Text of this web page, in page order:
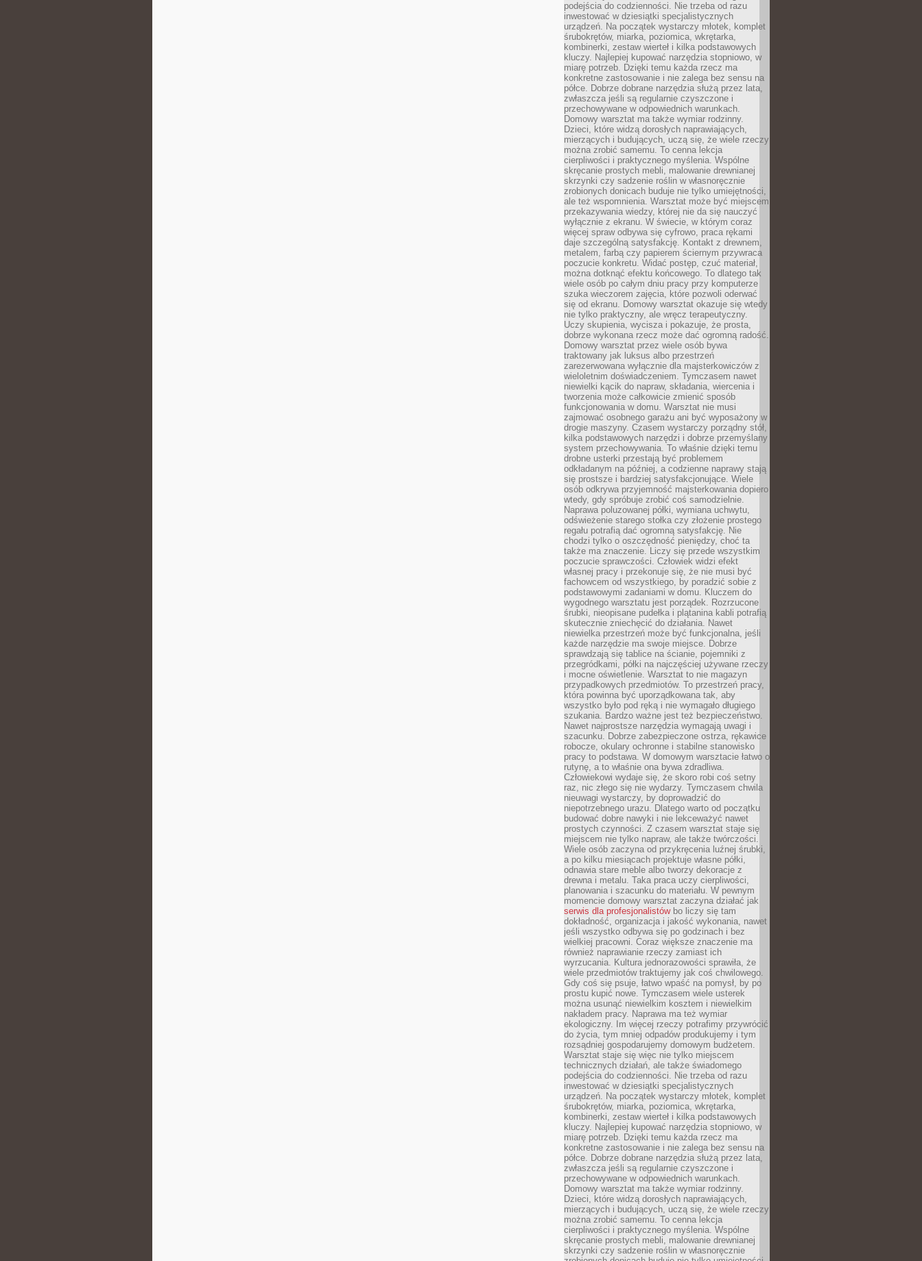
podejścia do codzienności. Nie trzeba od razu
inwestować w dziesiątki specjalistycznych
urządzeń. Na początek wystarczy młotek, komplet
śrubokrętów, miarka, poziomica, wkrętarka,
kombinerki, zestaw wierteł i kilka podstawowych
kluczy. Najlepiej kupować narzędzia stopniowo, w
miarę potrzeb. Dzięki temu każda rzecz ma
konkretne zastosowanie i nie zalega bez sensu na
półce. Dobrze dobrane narzędzia służą przez lata,
zwłaszcza jeśli są regularnie czyszczone i
przechowywane w odpowiednich warunkach.
Domowy warsztat ma także wymiar rodzinny.
Dzieci, które widzą dorosłych naprawiających,
mierzących i budujących, uczą się, że wiele rzeczy
można zrobić samemu. To cenna lekcja
cierpliwości i praktycznego myślenia. Wspólne
skręcanie prostych mebli, malowanie drewnianej
skrzynki czy sadzenie roślin w własnoręcznie
zrobionych donicach buduje nie tylko umiejętności,
ale też wspomnienia. Warsztat może być miejscem
przekazywania wiedzy, której nie da się nauczyć
wyłącznie z ekranu. W świecie, w którym coraz
więcej spraw odbywa się cyfrowo, praca rękami
daje szczególną satysfakcję. Kontakt z drewnem,
metalem, farbą czy papierem ściernym przywraca
poczucie konkretu. Widać postęp, czuć materiał,
można dotknąć efektu końcowego. To dlatego tak
wiele osób po całym dniu pracy przy komputerze
szuka wieczorem zajęcia, które pozwoli oderwać
się od ekranu. Domowy warsztat okazuje się wtedy
nie tylko praktyczny, ale wręcz terapeutyczny.
Uczy skupienia, wycisza i pokazuje, że prosta,
dobrze wykonana rzecz może dać ogromną radość.
Domowy warsztat przez wiele osób bywa
traktowany jak luksus albo przestrzeń
zarezerwowana wyłącznie dla majsterkowiczów z
wieloletnim doświadczeniem. Tymczasem nawet
niewielki kącik do napraw, składania, wiercenia i
tworzenia może całkowicie zmienić sposób
funkcjonowania w domu. Warsztat nie musi
zajmować osobnego garażu ani być wyposażony w
drogie maszyny. Czasem wystarczy porządny stół,
kilka podstawowych narzędzi i dobrze przemyślany
system przechowywania. To właśnie dzięki temu
drobne usterki przestają być problemem
odkładanym na później, a codzienne naprawy stają
się prostsze i bardziej satysfakcjonujące. Wiele
osób odkrywa przyjemność majsterkowania dopiero
wtedy, gdy spróbuje zrobić coś samodzielnie.
Naprawa poluzowanej półki, wymiana uchwytu,
odświeżenie starego stołka czy złożenie prostego
regału potrafią dać ogromną satysfakcję. Nie
chodzi tylko o oszczędność pieniędzy, choć ta
także ma znaczenie. Liczy się przede wszystkim
poczucie sprawczości. Człowiek widzi efekt
własnej pracy i przekonuje się, że nie musi być
fachowcem od wszystkiego, by poradzić sobie z
podstawowymi zadaniami w domu. Kluczem do
wygodnego warsztatu jest porządek. Rozrzucone
śrubki, nieopisane pudełka i plątanina kabli potrafią
skutecznie zniechęcić do działania. Nawet
niewielka przestrzeń może być funkcjonalna, jeśli
każde narzędzie ma swoje miejsce. Dobrze
sprawdzają się tablice na ścianie, pojemniki z
przegródkami, półki na najczęściej używane rzeczy
i mocne oświetlenie. Warsztat to nie magazyn
przypadkowych przedmiotów. To przestrzeń pracy,
która powinna być uporządkowana tak, aby
wszystko było pod ręką i nie wymagało długiego
szukania. Bardzo ważne jest też bezpieczeństwo.
Nawet najprostsze narzędzia wymagają uwagi i
szacunku. Dobrze zabezpieczone ostrza, rękawice
robocze, okulary ochronne i stabilne stanowisko
pracy to podstawa. W domowym warsztacie łatwo o
rutynę, a to właśnie ona bywa zdradliwa.
Człowiekowi wydaje się, że skoro robi coś setny
raz, nic złego się nie wydarzy. Tymczasem chwila
nieuwagi wystarczy, by doprowadzić do
niepotrzebnego urazu. Dlatego warto od początku
budować dobre nawyki i nie lekceważyć nawet
prostych czynności. Z czasem warsztat staje się
miejscem nie tylko napraw, ale także twórczości.
Wiele osób zaczyna od przykręcenia luźnej śrubki,
a po kilku miesiącach projektuje własne półki,
odnawia stare meble albo tworzy dekoracje z
drewna i metalu. Taka praca uczy cierpliwości,
planowania i szacunku do materiału. W pewnym
momencie domowy warsztat zaczyna działać jak
serwis dla profesjonalistówbo liczy się tam
dokładność, organizacja i jakość wykonania, nawet
jeśli wszystko odbywa się po godzinach i bez
wielkiej pracowni. Coraz większe znaczenie ma
również naprawianie rzeczy zamiast ich
wyrzucania. Kultura jednorazowości sprawiła, że
wiele przedmiotów traktujemy jak coś chwilowego.
Gdy coś się psuje, łatwo wpaść na pomysł, by po
prostu kupić nowe. Tymczasem wiele usterek
można usunąć niewielkim kosztem i niewielkim
nakładem pracy. Naprawa ma też wymiar
ekologiczny. Im więcej rzeczy potrafimy przywrócić
do życia, tym mniej odpadów produkujemy i tym
rozsądniej gospodarujemy domowym budżetem.
Warsztat staje się więc nie tylko miejscem
technicznych działań, ale także świadomego
podejścia do codzienności. Nie trzeba od razu
inwestować w dziesiątki specjalistycznych
urządzeń. Na początek wystarczy młotek, komplet
śrubokrętów, miarka, poziomica, wkrętarka,
kombinerki, zestaw wierteł i kilka podstawowych
kluczy. Najlepiej kupować narzędzia stopniowo, w
miarę potrzeb. Dzięki temu każda rzecz ma
konkretne zastosowanie i nie zalega bez sensu na
półce. Dobrze dobrane narzędzia służą przez lata,
zwłaszcza jeśli są regularnie czyszczone i
przechowywane w odpowiednich warunkach.
Domowy warsztat ma także wymiar rodzinny.
Dzieci, które widzą dorosłych naprawiających,
mierzących i budujących, uczą się, że wiele rzeczy
można zrobić samemu. To cenna lekcja
cierpliwości i praktycznego myślenia. Wspólne
skręcanie prostych mebli, malowanie drewnianej
skrzynki czy sadzenie roślin w własnoręcznie